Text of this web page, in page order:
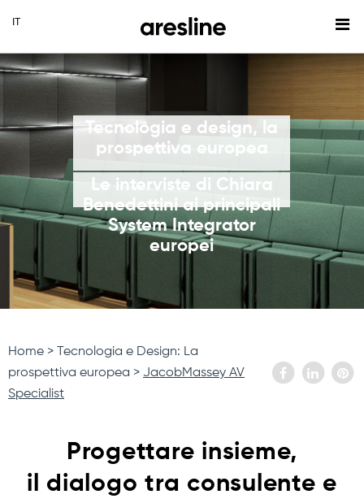
Tecnologia e design, la
prospettiva europea
Le interviste di Chiara
Benedettini ai principali
System Integrator
europei
Home
Tecnologia e Design: La
prospettiva europea
JacobMassey AV
Specialist
Progettare insieme,
il dialogo tra consulente e